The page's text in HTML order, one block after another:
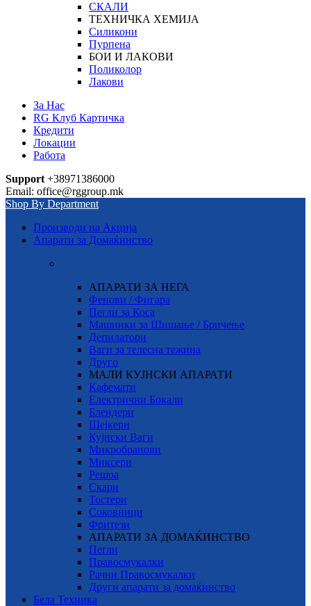
СКАЛИ
ТЕХНИЧКА ХЕМИЈА
Силикони
Пурпена
БОИ И ЛАКОВИ
Поликолор
Лакови
За Нас
RG Клуб Картичка
Кредити
Локации
Работа
Support +38971386000
Email: office@rggroup.mk
Shop By Department
Производи на Акција
Апарати за Домаќинство
АПАРАТИ ЗА НЕГА
Фенови / Фигара
Пегли за Коса
Машинки за Шишање / Бричење
Депилатори
Ваги за телесна тежина
Друго
МАЛИ КУЈНСКИ АПАРАТИ
Кафемати
Електрични Бокали
Блендери
Шејкери
Кујнски Ваги
Микробранови
Миксери
Решоа
Скари
Тостери
Соковници
Фритези
АПАРАТИ ЗА ДОМАЌИНСТВО
Пегли
Правосмукалки
Рачни Правосмукалки
Други апарати за домаќинство
Бела Техника